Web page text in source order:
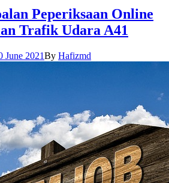
Peperiksaan Online
Trafik Udara A41
June 2021By Hafizmd